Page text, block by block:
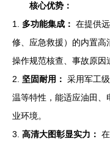
核心优势：
1. 多功能集成： 在提供
修、应急救援）的内置高
操作规范核查、事故原因
2. 坚固耐用： 采用军工
温等特性，能适应油田、
业环境。
3. 高清大图彰显实力：